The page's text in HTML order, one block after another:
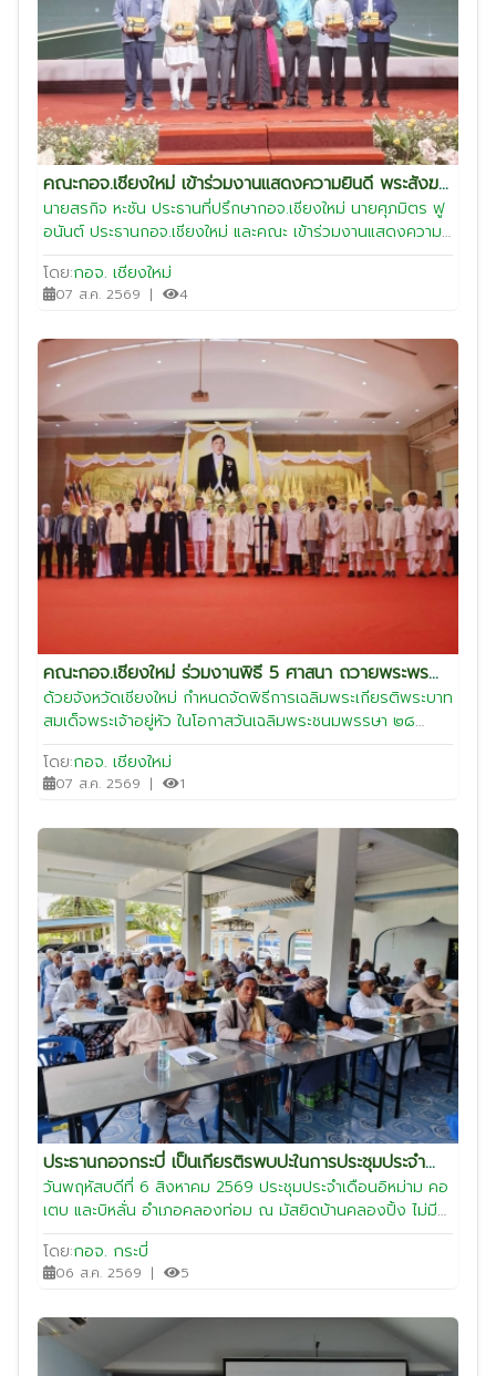
คณะกอจ.เชียงใหม่ เข้าร่วมงานแสดงความยินดี พระสังฆ
ราชเปโตร ของสุพจน์ ฤกษ์สุจริต ในโอกาสได้รับการแต่ง
ตั้งเป็น "พระสังฆราชแห่งสังฆมณฑลเชียงใหม่"
นายสรกิจ หะซัน ประธานที่ปรึกษากอจ.เชียงใหม่ นายศุภมิตร ฟู
อนันต์ ประธานกอจ.เชียงใหม่ และคณะ เข้าร่วมงานแสดงความ
ยินดีของสุพจน์ ฤกษ์สุจริต ในโอกาสได้รับการแต่งตั้งเป็น "พระ
สังฆราชแห่งสังฆมณฑลเชียงใหม่" เมื่อวันที่ 28 กรกฎาคม
2569 เวลา 17.30 น. - 20.00 น. ณ ศูนย์ประชุมนานาชาติเอ็ม
โดย:กอจ. เชียงใหม่
07 ส.ค. 2569 | 4
คณะกอจ.เชียงใหม่ ร่วมงานพิธี 5 ศาสนา ถวายพระพร
เฉลิมพระเกียรติ พระบาทสมเด็จพระเจ้าอยู่หัว เนื่องใน
โอกาสวันเฉลิมพระชนมพรรษา ๒๘ กรกฎาคม ๒๕๖๙
ด้วยจังหวัดเชียงใหม่ กำหนดจัดพิธีการเฉลิมพระเกียรติพระบาท
สมเด็จพระเจ้าอยู่หัว ในโอกาสวันเฉลิมพระชนมพรรษา ๒๘
กรกฎาคม ๒๕๖๙ เพื่อให้ศาสนิกชนทุกศาสนาได้มีส่วนร่วมในพิธี
ถวายพระพรฯ อันประกอบด้วย ศาสนาพุทธ ศาสนาอิสลาม
ศาสนาคริสต์ ศาสนาพราหมณ์-ฮินดู และศาสนาซิกข์-ซิกข์นาม
ประธานกอจ.ชม. มอบหมายให้นายสรกิจ หะซัน ประธานที่
ปรึกษาฯ และคณะกอจ.เชียงใหม่ เข้าร่วมงานตามคำเชิญในวัน
และสถานที่ดังกล่าว
โดย:กอจ. เชียงใหม่
07 ส.ค. 2569 | 1
ประธานกอจกระบี่ เป็นเกียรติรพบปะในการประชุมประจำ
เดือนอิหม่ามคอเตบบิหลั่น อำเภอคลองท่อม
วันพฤหัสบดีที่ 6 สิงหาคม 2569 ประชุมประจำเดือนอิหม่าม คอ
เตบ และบิหลั่น อำเภอคลองท่อม ณ มัสยิดบ้านคลองปิ้ง ไม่มี
กรประชุมประจำเดือนอีหม่าม คอเตบ และบิหลั่น อำเภอ
คลองท่อมเข้าร่วมประชุมพร้อมเพรียง การประชุมในครั้งนี้จัดึ้น
เพื่อหารือและติดตามการดำเนินงานด้านศาสนา ตลอดจนจน
หม่าม คอเตบ และบิหลั่น เพื่อให้การดำเนินงานเป็นไปด้วยความ
เรียบร้อยและสอดคล้องกับหลักศาสนาอิสลาม ที่ประชุมได้ร่วม
โดย:กอจ. กระบี่
06 ส.ค. 2569 | 5